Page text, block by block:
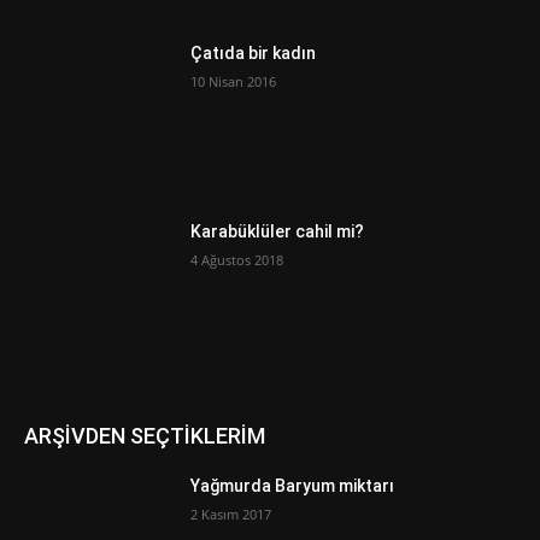
Çatıda bir kadın
10 Nisan 2016
Karabüklüler cahil mi?
4 Ağustos 2018
ARŞİVDEN SEÇTİKLERİM
Yağmurda Baryum miktarı
2 Kasım 2017